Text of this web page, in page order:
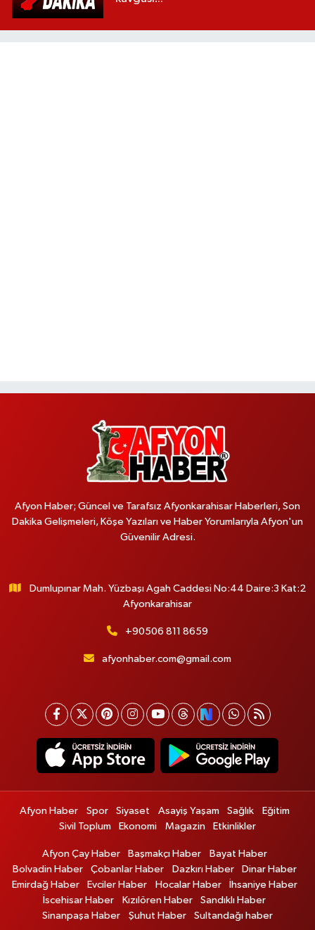
Afyon Haber; Güncel ve Tarafsız Afyonkarahisar Haberleri, Son
Dakika Gelişmeleri, Köşe Yazıları ve Haber Yorumlarıyla Afyon'un
Güvenilir Adresi.
Dumlupınar Mah. Yüzbaşı Agah Caddesi No:44 Daire:3 Kat:2
Afyonkarahisar
+90506 811 8659
afyonhaber.com@gmail.com
Afyon Haber Spor Siyaset Asayiş Yaşam Sağlık
Eğitim
Sivil Toplum
Ekonomi Magazin Etkinlikler
Afyon Çay Haber Başmakçı Haber
Bayat Haber
Bolvadin Haber
Çobanlar Haber Dazkırı Haber
Dinar Haber
Emirdağ Haber
Evciler Haber Hocalar Haber
İhsaniye Haber
İscehisar Haber
Kızılören Haber
Sandıklı Haber
Sinanpaşa Haber
Şuhut Haber Sultandağı haber